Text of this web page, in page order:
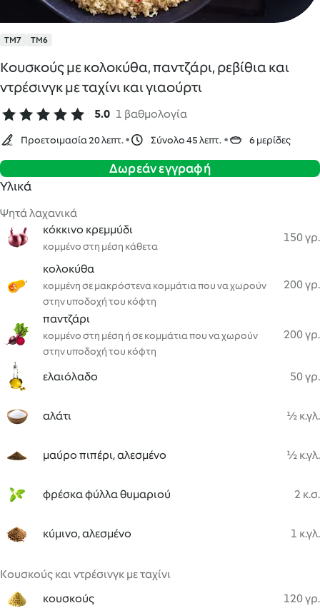
TM7 TM6
Κουσκούς με κολοκύθα, παντζάρι, ρεβίθια και
ντρέσινγκ με ταχίνι και γιαούρτι
5.0 1 βαθμολογία
Προετοιμασία 20 λεπτ. Σύνολο 45 λεπτ. 6 μερίδες
Δωρεάν εγγραφή
Υλικά
Ψητά λαχανικά
κόκκινο κρεμμύδι
κομμένο στη μέση κάθετα
150 γρ.
κολοκύθα
κομμένη σε μακρόστενα κομμάτια που να χωρούν
στην υποδοχή του κόφτη
200 γρ.
παντζάρι
κομμένο στη μέση ή σε κομμάτια που να χωρούν
στην υποδοχή του κόφτη
200 γρ.
ελαιόλαδο 50 γρ.
αλάτι ½ κ.γλ.
μαύρο πιπέρι, αλεσμένο ½ κ.γλ.
φρέσκα φύλλα θυμαριού 2 κ.σ.
κύμινο, αλεσμένο 1 κ.γλ.
Κουσκούς και ντρέσινγκ με ταχίνι
κουσκούς
120 γρ.